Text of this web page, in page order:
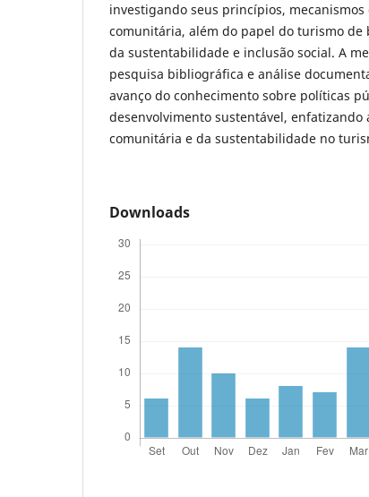
investigando seus princípios,
comunitária, além do papel do turismo de
da sustentabilidade e inclusão social. A
pesquisa bibliográfica e análise
avanço do conhecimento sobre políticas
desenvolvimento sustentável,
comunitária e da sustentabilidade no
Downloads